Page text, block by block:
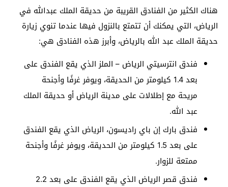
هناك الكثير من الفنادق القريبة من حديقة الملك عبدالله في
الرياض، التي يمكنك أن تتمتع بالنزول فيها عندما تنوي زيارة
حديقة الملك عبد الله بالرياض، وأبرز هذه الفنادق هي:
فندق انترسيتي الرياض – الملز الذي يقع الفندق على
بعد 1.4 كيلومتر من الحديقة، ويوفر غرفًا وأجنحة
مريحة مع إطلالات على مدينة الرياض أو حديقة الملك
عبد الله.
فندق بارك إن باي راديسون، الرياض الذي يقع الفندق
على بعد 1.5 كيلومتر من الحديقة، ويوفر غرفًا وأجنحة
ممتعة للزوار.
فندق قصر الرياض الذي يقع الفندق على بعد 2.2